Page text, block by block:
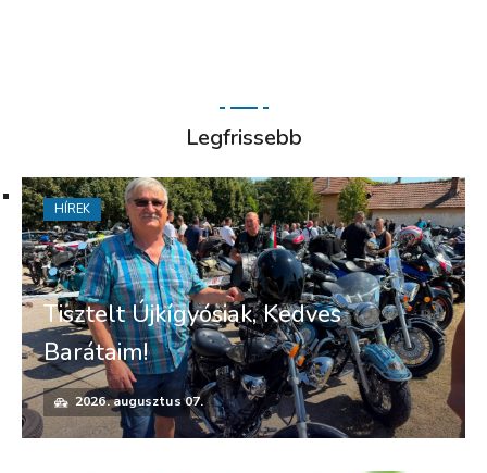
Legfrissebb
Tisztelt Újkígyósiak, Kedves
Barátaim!
2026. augusztus 07.
HÍREK